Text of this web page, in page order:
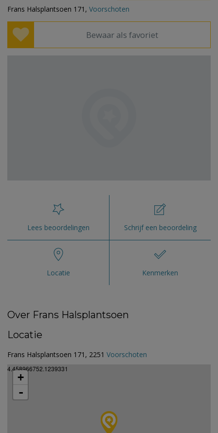
Frans Halsplantsoen 171, Voorschoten
Bewaar als favoriet
Lees beoordelingen Schrijf een beoordeling
Locatie Kenmerken
Over Frans Halsplantsoen
Locatie
Frans Halsplantsoen 171, 2251 Voorschoten
4.458966752.1239331
+
-